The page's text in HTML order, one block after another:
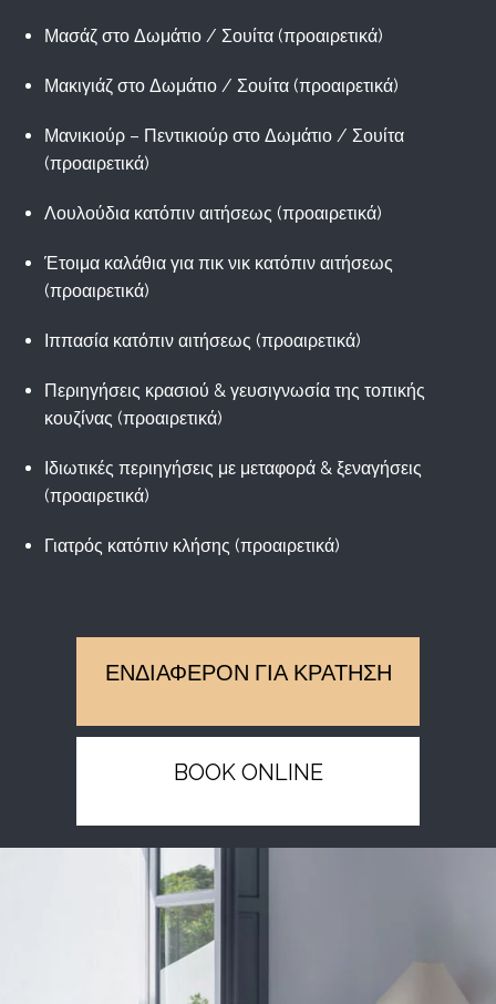
Μασάζ στο Δωμάτιο / Σουίτα (προαιρετικά)
Μακιγιάζ στο Δωμάτιο / Σουίτα (προαιρετικά)
Μανικιούρ – Πεντικιούρ στο Δωμάτιο / Σουίτα
(προαιρετικά)
Λουλούδια κατόπιν αιτήσεως (προαιρετικά)
Έτοιμα καλάθια για πικ νικ κατόπιν αιτήσεως
(προαιρετικά)
Ιππασία κατόπιν αιτήσεως (προαιρετικά)
Περιηγήσεις κρασιού & γευσιγνωσία της τοπικής
κουζίνας (προαιρετικά)
Ιδιωτικές περιηγήσεις με μεταφορά & ξεναγήσεις
(προαιρετικά)
Γιατρός κατόπιν κλήσης (προαιρετικά)
ΕΝΔΙΑΦΕΡΟΝ ΓΙΑ ΚΡΑΤΗΣΗ
BOOK ONLINE